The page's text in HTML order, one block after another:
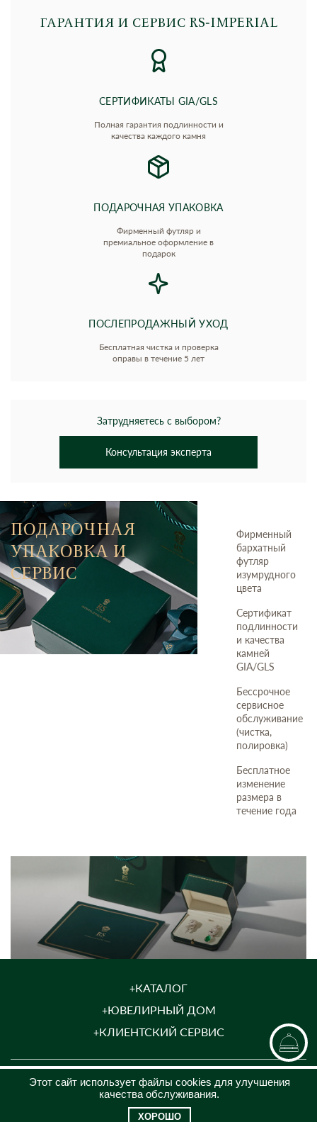
ГАРАНТИЯ И СЕРВИС RS‑IMPERIAL
СЕРТИФИКАТЫ GIA/GLS
Полная гарантия подлинности и
качества каждого камня
ПОДАРОЧНАЯ УПАКОВКА
Фирменный футляр и
премиальное оформление в
подарок
ПОСЛЕПРОДАЖНЫЙ УХОД
Бесплатная чистка и проверка
оправы в течение 5 лет
Затрудняетесь с выбором?
Консультация эксперта
ПОДАРОЧНАЯ
УПАКОВКА И
СЕРВИС
Фирменный
бархатный
футляр
изумрудного
цвета
Сертификат
подлинности
и качества
камней
GIA/GLS
Бессрочное
сервисное
обслуживание
(чистка,
полировка)
Бесплатное
изменение
размера в
течение года
КАТАЛОГ
ЮВЕЛИРНЫЙ ДОМ
КЛИЕНТСКИЙ СЕРВИС
КОНТАКТЫ
8 (969)200-26-08
Этот сайт использует файлы cookies для улучшения
качества обслуживания.
ХОРОШО